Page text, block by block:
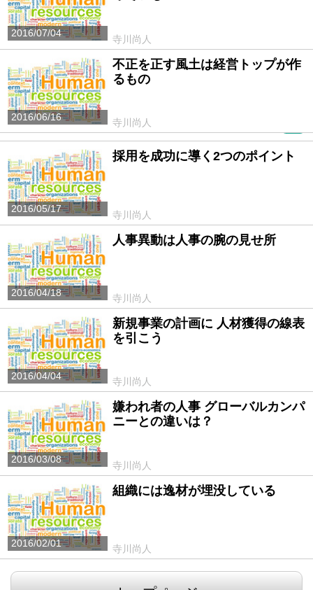
2016/07/04
寺川尚人
2016/06/16
不正を正す風土は経営トップが作
るもの
寺川尚人
2016/05/17
採用を成功に導く2つのポイント
寺川尚人
2016/04/18
人事異動は人事の腕の見せ所
寺川尚人
2016/04/04
新規事業の計画に 人材獲得の線表
を引こう
寺川尚人
2016/03/08
嫌われ者の人事 グローバルカンパ
ニーとの違いは？
寺川尚人
2016/02/01
組織には逸材が埋没している
寺川尚人